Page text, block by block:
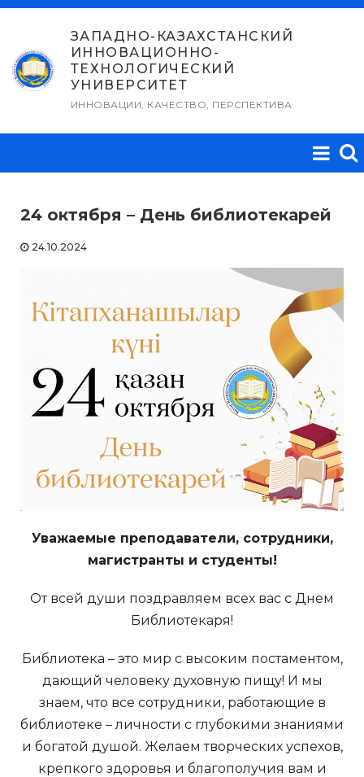
Перейти
содержимому
ЗАПАДНО-КАЗАХСТАНСКИЙ
ИННОВАЦИОННО-
ТЕХНОЛОГИЧЕСКИЙ
УНИВЕРСИТЕТ
ИННОВАЦИИ, КАЧЕСТВО, ПЕРСПЕКТИВА
24 октября – День библиотекарей
24.10.2024
Уважаемые преподаватели, сотрудники,
магистранты и студенты!
От всей души поздравляем всех вас с Днем
Библиотекаря!
Библиотека – это мир с высоким постаментом,
дающий человеку духовную пищу! И мы
знаем, что все сотрудники, работающие в
библиотеке – личности с глубокими знаниями
и богатой душой. Желаем творческих успехов,
крепкого здоровья и благополучия вам и